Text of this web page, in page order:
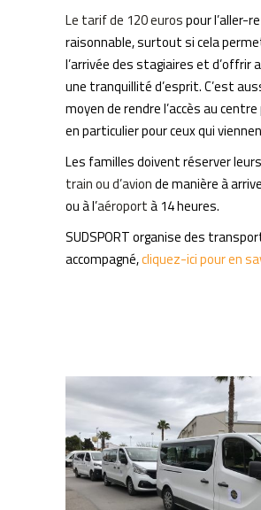
Le tarif de 120 eurospour l’aller-
raisonnable, surtout si cela
l’arrivée des stagiaires et d’offrir
une tranquillité d’esprit. C’est
moyen de rendre l’accès au
en particulier pour ceux qui
Les familles doivent réserver leurs
train ou d’avionde manière à
ou à l’aéroportà 14 heures.
SUDSPORT organise des
accompagné,cliquez-ici pour en